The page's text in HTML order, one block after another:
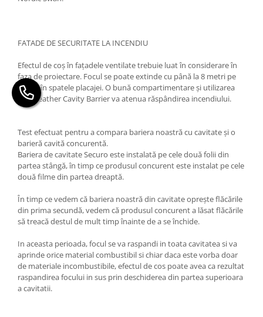
FATADE DE SECURITATE LA INCENDIU
Efectul de coș în fațadele ventilate trebuie luat în considerare în
faza de proiectare. Focul se poate extinde cu până la 8 metri pe
minut în spatele placajei. O bună compartimentare și utilizarea
Firebreather Cavity Barrier va atenua răspândirea incendiului.
Test efectuat pentru a compara bariera noastră cu cavitate și o
barieră cavită concurentă.
Bariera de cavitate Securo este instalată pe cele două folii din
partea stângă, în timp ce produsul concurent este instalat pe cele
două filme din partea dreaptă.
În timp ce vedem că bariera noastră din cavitate oprește flăcările
din prima secundă, vedem că produsul concurent a lăsat flăcările
să treacă destul de mult timp înainte de a se închide.
In aceasta perioada, focul se va raspandi in toata cavitatea si va
aprinde orice material combustibil si chiar daca este vorba doar
de materiale incombustibile, efectul de cos poate avea ca rezultat
raspandirea focului in sus prin deschiderea din partea superioara
a cavitatii.